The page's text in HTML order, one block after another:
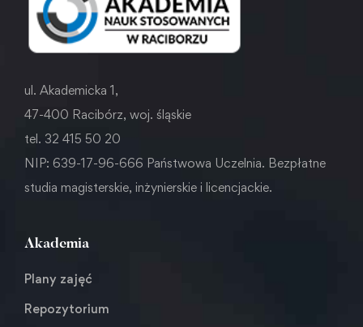
ul. Akademicka 1,
47-400 Racibórz, woj. śląskie
tel. 32 415 50 20
NIP: 639-17-96-666 Państwowa Uczelnia. Bezpłatne
studia magisterskie, inżynierskie i licencjackie.
Akademia
Plany zajęć
Repozytorium